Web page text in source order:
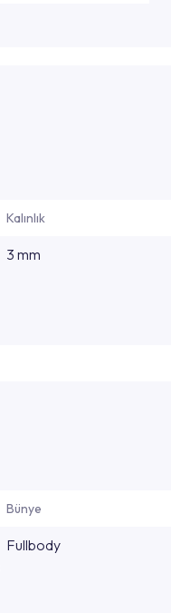
Kalınlık
3 mm
Bünye
Fullbody